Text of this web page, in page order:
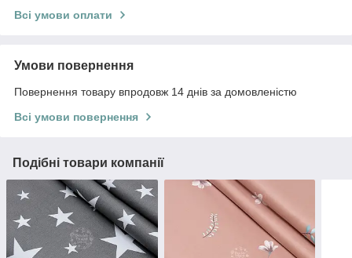
Всі умови оплати
Умови повернення
Повернення товару впродовж 14 днів за домовленістю
Всі умови повернення
Подібні товари компанії